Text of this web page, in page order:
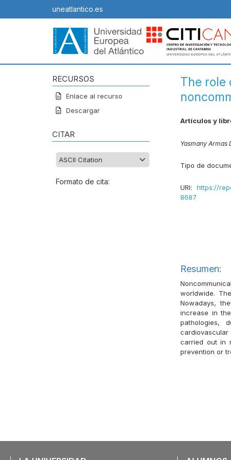
uneatlantico.es
RECURSOS
Enlace al recurso
Descargar
CITAR
Formato de cita:
The role
Artículos y
Yasmany Armas
Tipo de
URI: https://
8687
Resumen:
worldwide.
Nowadays,
increase in
pathologies,
carried out in
prevention or